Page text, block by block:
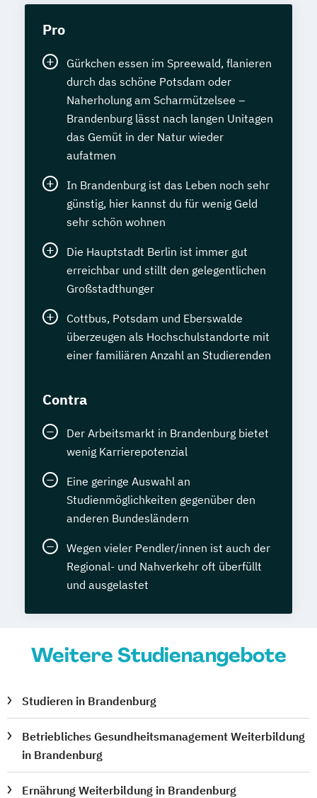
Pro
Gürkchen essen im Spreewald, flanieren
durch das schöne Potsdam oder
Naherholung am Scharmützelsee –
Brandenburg lässt nach langen Unitagen
das Gemüt in der Natur wieder
aufatmen
In Brandenburg ist das Leben noch sehr
günstig, hier kannst du für wenig Geld
sehr schön wohnen
Die Hauptstadt Berlin ist immer gut
erreichbar und stillt den gelegentlichen
Großstadthunger
Cottbus, Potsdam und Eberswalde
überzeugen als Hochschulstandorte mit
einer familiären Anzahl an Studierenden
Contra
Der Arbeitsmarkt in Brandenburg bietet
wenig Karrierepotenzial
Eine geringe Auswahl an
Studienmöglichkeiten gegenüber den
anderen Bundesländern
Wegen vieler Pendler/innen ist auch der
Regional- und Nahverkehr oft überfüllt
und ausgelastet
Weitere Studienangebote
Studieren in Brandenburg
Betriebliches Gesundheitsmanagement Weiterbildung
in Brandenburg
Ernährung Weiterbildung in Brandenburg